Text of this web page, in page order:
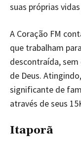
suas próprias
A Coração FM
que trabalham
descontraída, sem
de Deus.
significante de
através de seus
Itaporã